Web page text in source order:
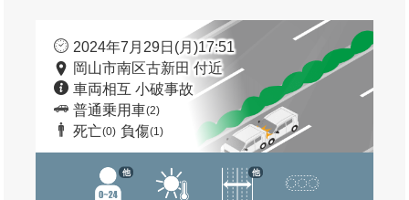
2024年7月29日(月)17:51
岡山市南区古新田 付近
車両相互 小破事故
普通乗用車(2)
死亡(0) 負傷(1)
他 他